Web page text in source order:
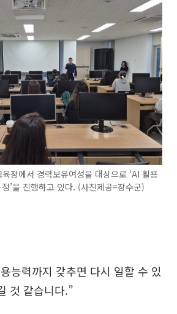
장에서 경력보유여성을 대상으로 ‘AI 활용
’을 진행하고 있다. (사진제공=장수군)
능력까지 갖추면 다시 일할 수 있
것 같습니다.”